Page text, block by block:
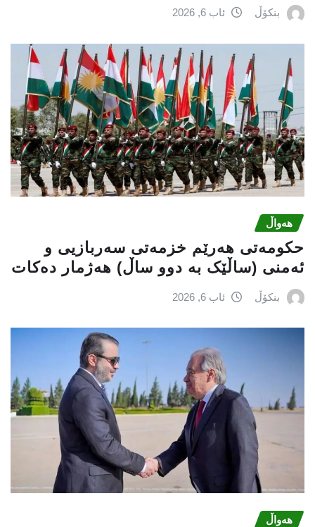
بنکۆڵ ئاب 6, 2026
هەواڵ
حكومەتی هەرێم خزمەتی سەربازیی و
ئەمنی (ساڵێک بە دوو ساڵ) هەژمار دەكات
بنکۆڵ ئاب 6, 2026
هەواڵ